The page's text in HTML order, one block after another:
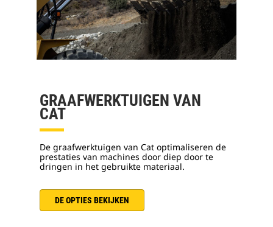
GRAAFWERKTUIGEN VAN
CAT
De graafwerktuigen van Cat optimaliseren de
prestaties van machines door diep door te
dringen in het gebruikte materiaal.
DE OPTIES BEKIJKEN